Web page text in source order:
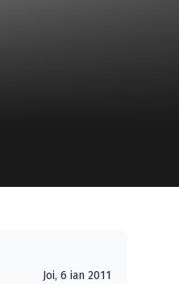
Joi, 6 ian 2011